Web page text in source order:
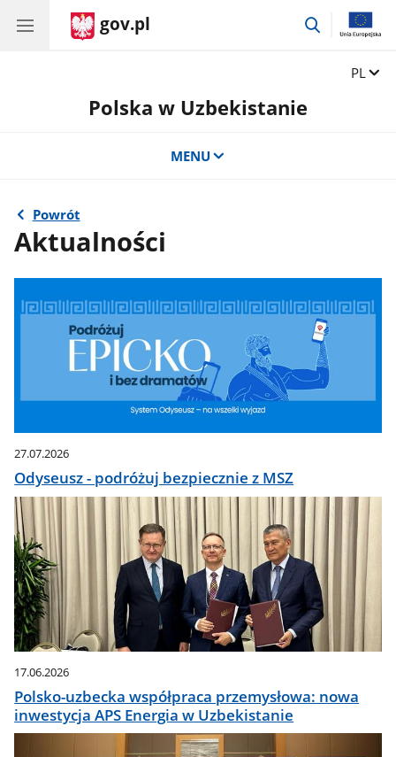
gov.pl
przejdź
Zmień
PL
Polska w Uzbekistanie
MENU
Powrót
Aktualności
27.07.2026
Odyseusz - podróżuj bezpiecznie z MSZ
17.06.2026
Polsko-uzbecka współpraca przemysłowa: nowa
inwestycja APS Energia w Uzbekistanie